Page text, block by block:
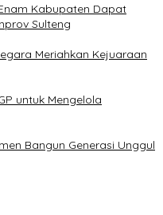
Kabupaten Dapat
Sulteng
Meriahkan Kejuaraan
untuk Mengelola
Bangun Generasi Unggul